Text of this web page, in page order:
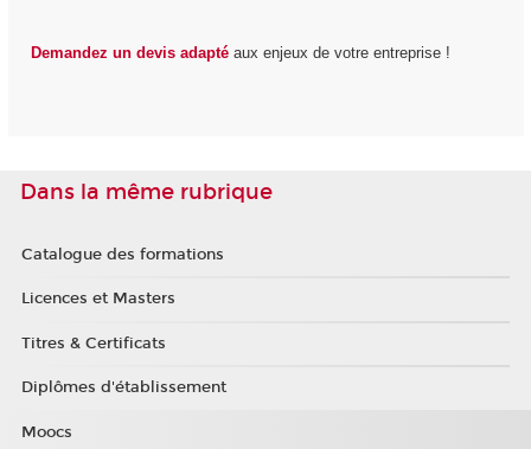
Demandez un devis adaptéaux enjeux de votre entreprise !
Dans la même rubrique
Catalogue des formations
Licences et Masters
Titres & Certificats
Diplômes d'établissement
Moocs